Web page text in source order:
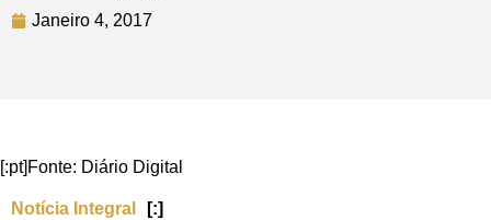
Janeiro 4, 2017
[:pt]Fonte: Diário Digital
Notícia Integral [:]